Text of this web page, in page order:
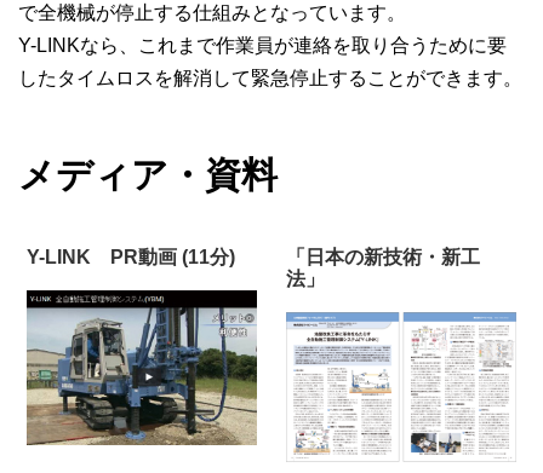
で全機械が停止する仕組みとなっています。
Y-LINKなら、これまで作業員が連絡を取り合うために要
したタイムロスを解消して緊急停止することができます。
メディア・資料
Y-LINK PR動画 (11分)
「日本の新技術・新工
法」